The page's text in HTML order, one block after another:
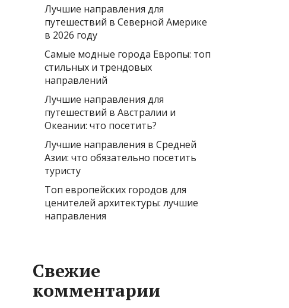
Лучшие направления для
путешествий в Северной Америке
в 2026 году
Самые модные города Европы: топ
стильных и трендовых
направлений
Лучшие направления для
путешествий в Австралии и
Океании: что посетить?
Лучшие направления в Средней
Азии: что обязательно посетить
туристу
Топ европейских городов для
ценителей архитектуры: лучшие
направления
Свежие
комментарии